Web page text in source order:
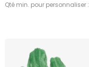
Qté min. pour personnaliser :